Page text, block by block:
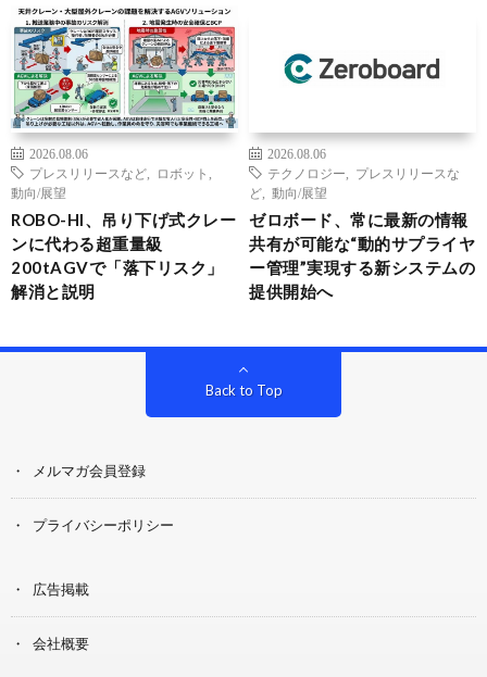
2026.08.06
プレスリリースなど
ロボット
動向/展望
ROBO-HI、吊り下げ式クレー
ンに代わる超重量級
200tAGVで「落下リスク」
解消と説明
2026.08.06
テクノロジー
プレスリリースな
ど
動向/展望
ゼロボード、常に最新の情報
共有が可能な“動的サプライヤ
ー管理”実現する新システムの
提供開始へ
Back to Top
メルマガ会員登録
プライバシーポリシー
広告掲載
会社概要